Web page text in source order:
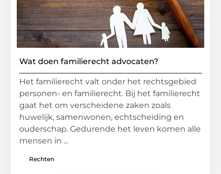
Wat doen familierecht advocaten?
Het familierecht valt onder het rechtsgebied
personen- en familierecht. Bij het familierecht
gaat het om verscheidene zaken zoals
huwelijk, samenwonen, echtscheiding en
ouderschap. Gedurende het leven komen alle
mensen in ...
Rechten